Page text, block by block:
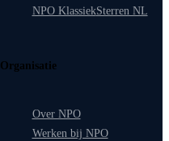
NPO KlassiekSterren NL
Organisatie
Over NPO
Werken bij NPO